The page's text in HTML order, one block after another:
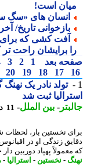
است!
انسان های «سگ سر»
بازخوانی تاریخ/
آفت کشی که برای
برایشان راحت تر
بعد
1
2
3
4
17
18
19
20
تولد نادر یک نهنگ
ثبت شد
-بین الملل-11 دقیقه پیش - یکشنبه 18 مرداد 1405، 13:27
نخستین بار، لحظات
زندگی او در اقیانوس
پهپاد دوربین دار خود
-نخستین-استرالیا-